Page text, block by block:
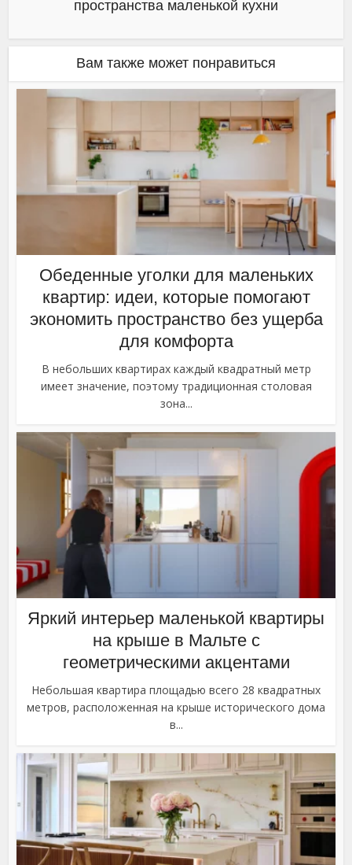
пространства маленькой кухни
Вам также может понравиться
Обеденные уголки для маленьких
квартир: идеи, которые помогают
экономить пространство без ущерба
для комфорта
В небольших квартирах каждый квадратный метр
имеет значение, поэтому традиционная столовая
зона...
Яркий интерьер маленькой квартиры
на крыше в Мальте с
геометрическими акцентами
Небольшая квартира площадью всего 28 квадратных
метров, расположенная на крыше исторического дома
в...